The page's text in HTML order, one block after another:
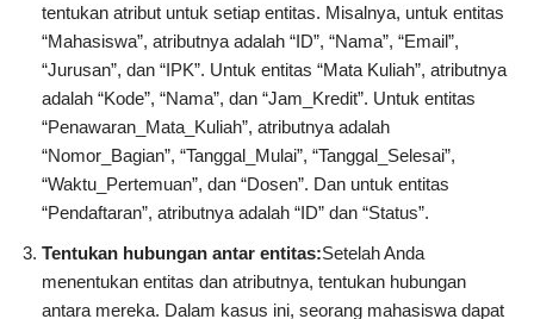
tentukan atribut untuk setiap entitas. Misalnya, untuk entitas
“Mahasiswa”, atributnya adalah “ID”, “Nama”, “Email”,
“Jurusan”, dan “IPK”. Untuk entitas “Mata Kuliah”, atributnya
adalah “Kode”, “Nama”, dan “Jam_Kredit”. Untuk entitas
“Penawaran_Mata_Kuliah”, atributnya adalah
“Nomor_Bagian”, “Tanggal_Mulai”, “Tanggal_Selesai”,
“Waktu_Pertemuan”, dan “Dosen”. Dan untuk entitas
“Pendaftaran”, atributnya adalah “ID” dan “Status”.
Tentukan hubungan antar entitas:Setelah Anda
menentukan entitas dan atributnya, tentukan hubungan
antara mereka. Dalam kasus ini, seorang mahasiswa dapat